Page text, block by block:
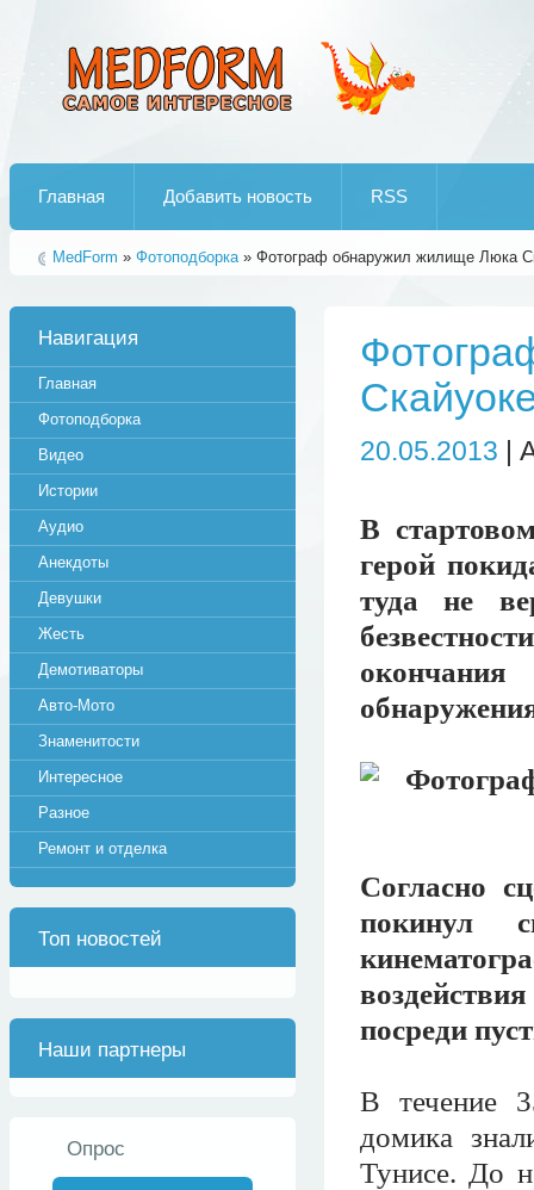
Главная Добавить новость RSS
MedForm » Фотоподборка» Фотограф обнаружил жилище Люка
20.05.2013 |
В
герой
туда не
Согласно
покинул
посреди
В течение
домика
Тунисе. До
Навигация
Главная
Фотоподборка
Видео
Истории
Аудио
Анекдоты
Девушки
Жесть
Демотиваторы
Авто-Мото
Знаменитости
Интересное
Разное
Ремонт и отделка
Топ новостей
Наши партнеры
Опрос